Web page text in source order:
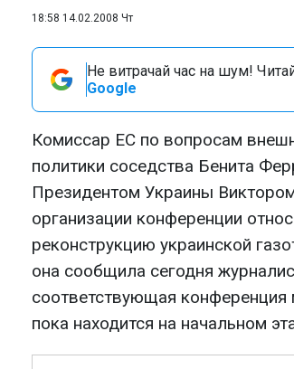
18:58 14.02.2008 Чт
Не витрачай час на шум! Читай
Google
Комиссар ЕС по вопросам
политики соседства Бенита
Президентом Украины
организации конференции
реконструкцию украинской
она сообщила сегодня
соответствующая конференция
пока находится на начальном